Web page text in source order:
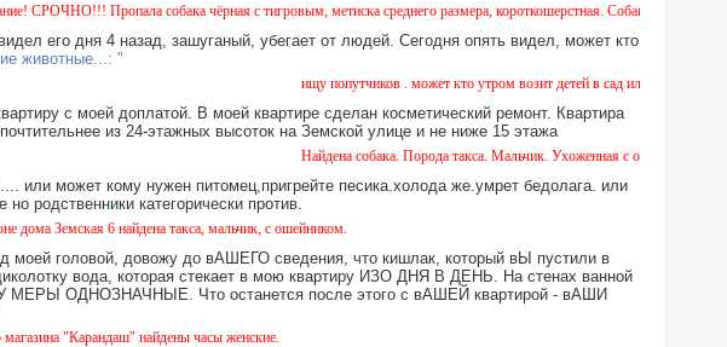
Пропала собака чёрная с тигровым, метиска среднего размера, короткошерстная. Собака пугливая, не
его дня 4 назад, зашуганый, убегает от людей. Сегодня опять видел, может кто
животные...: "
ищу попутчиков . может кто утром возит детей в сад или в школу в
с моей доплатой. В моей квартире сделан косметический ремонт. Квартира
из 24-этажных высоток на Земской улице и не ниже 15 этажа
Найдена собака. Порода такса. Мальчик. Ухоженная с ошейником.
или может кому нужен питомец,пригрейте песика.холода же.умрет бедолага. или
родственники категорически против.
6 найдена такса, мальчик, с ошейником.
моей головой, довожу до вАШЕГО сведения, что кишлак, который вЫ пустили в
вода, которая стекает в мою квартиру ИЗО ДНЯ В ДЕНЬ. На стенах ванной
ОДНОЗНАЧНЫЕ. Что останется после этого с вАШЕЙ квартирой - вАШИ
"Карандаш" найдены часы женские.